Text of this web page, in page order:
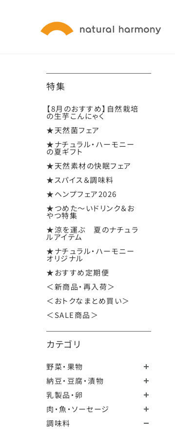
特集
【8月のおすすめ】自然栽培
の生芋こんにゃく
★天然菌フェア
★ナチュラル・ハーモニー
の夏ギフト
★天然素材の快眠フェア
★スパイス＆調味料
★ヘンプフェア2026
★つめた～いドリンク＆お
やつ特集
★涼を運ぶ 夏のナチュラ
ルアイテム
★ナチュラル・ハーモニー
オリジナル
★おすすめ定期便
＜新商品・再入荷＞
＜おトクなまとめ買い＞
＜SALE商品＞
カテゴリ
野菜・果物
納豆・豆腐・漬物
乳製品・卵
肉・魚・ソーセージ
調味料